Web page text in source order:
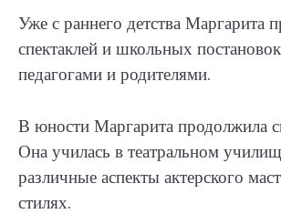
Уже с раннего детства Маргарита
спектаклей и школьных
педагогами и родителями.
В юности Маргарита продолжила
Она училась в театральном
различные аспекты актерского
стилях.